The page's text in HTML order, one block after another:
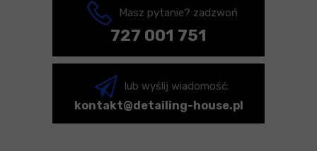
Masz pytanie? zadzwoń
727 001 751
lub wyślij wiadomość:
kontakt@detailing-house.pl